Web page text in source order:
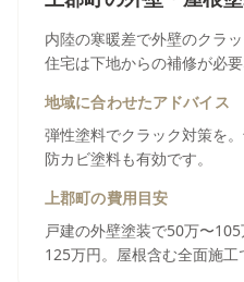
内陸の寒暖差で外壁のクラ
住宅は下地からの補修が必
地域に合わせたアドバイス
弾性塗料でクラック対策を
防カビ塗料も有効です。
上郡町の費用目安
戸建の外壁塗装で50万〜
125万円。屋根含む全面施工